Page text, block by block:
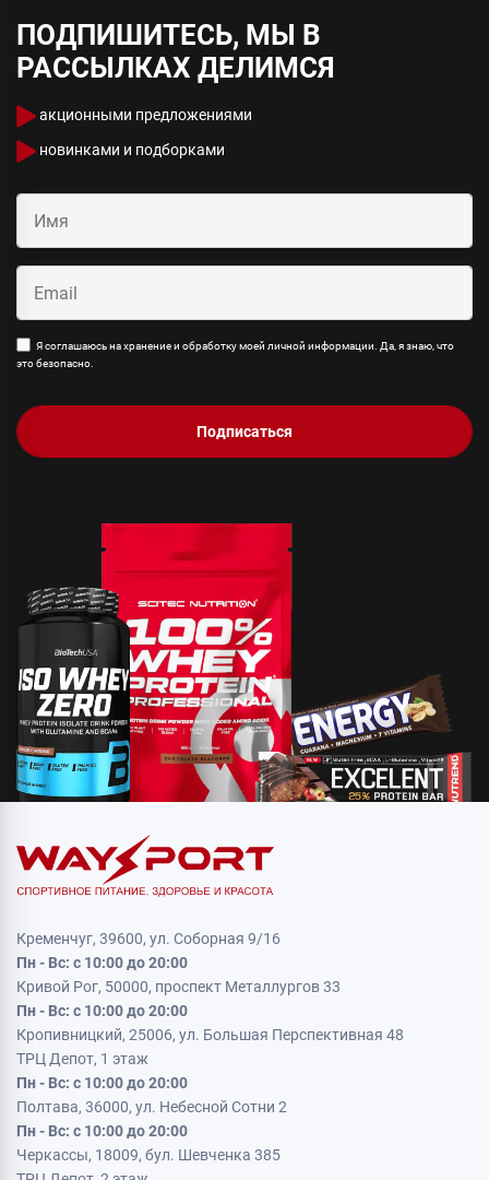
ПОДПИШИТЕСЬ, МЫ В
РАССЫЛКАХ ДЕЛИМСЯ
акционными предложениями
новинками и подборками
Я соглашаюсь на хранение и обработку моей личной информации. Да, я знаю, что
это безопасно.
Подписаться
Кременчуг, 39600, ул. Соборная 9/16
Пн - Вс: с 10:00 до 20:00
Кривой Рог, 50000, проспект Металлургов 33
Пн - Вс: с 10:00 до 20:00
Кропивницкий, 25006, ул. Большая Перспективная 48
ТРЦ Депот, 1 этаж
Пн - Вс: с 10:00 до 20:00
Полтава, 36000, ул. Небесной Сотни 2
Пн - Вс: с 10:00 до 20:00
Черкассы, 18009, бул. Шевченка 385